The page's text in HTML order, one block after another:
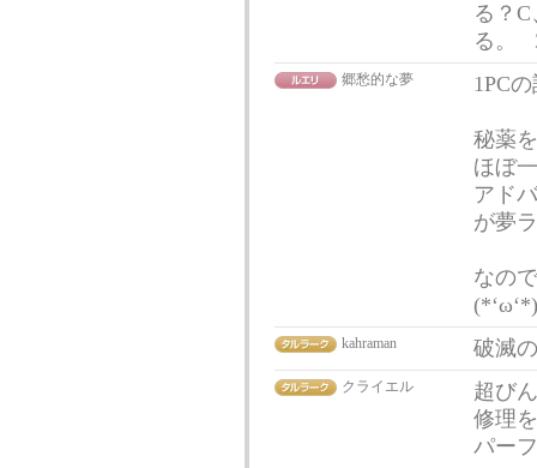
る？
る。
郷愁的な夢 1PC
秘薬
ほぼ
アド
が夢
なの
kahraman 破滅
クライエル
超び
修理
パー